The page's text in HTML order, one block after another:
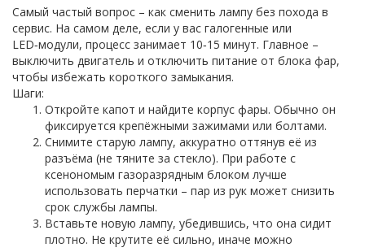
Самый частый вопрос – как сменить лампу без похода в
сервис. На самом деле, если у вас галогенные или
LED‑модули, процесс занимает 10‑15 минут. Главное –
выключить двигатель и отключить питание от блока фар,
чтобы избежать короткого замыкания.
Шаги:
Откройте капот и найдите корпус фары. Обычно он
фиксируется крепёжными зажимами или болтами.
Снимите старую лампу, аккуратно оттянув её из
разъёма (не тяните за стекло). При работе с
ксенономым газоразрядным блоком лучше
использовать перчатки – пар из рук может снизить
срок службы лампы.
Вставьте новую лампу, убедившись, что она сидит
плотно. Не крутите её сильно, иначе можно